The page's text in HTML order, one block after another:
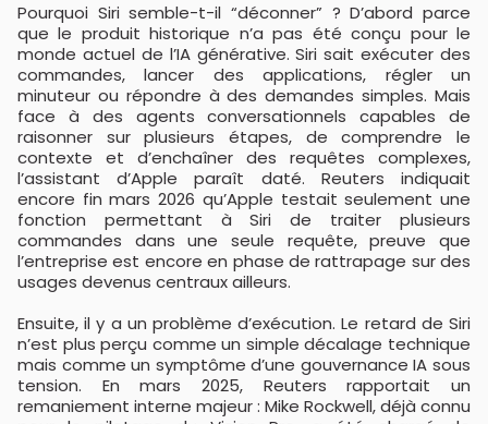
Pourquoi Siri semble-t-il “déconner” ? D’abord parce
que le produit historique n’a pas été conçu pour le
monde actuel de l’IA générative. Siri sait exécuter des
commandes, lancer des applications, régler un
minuteur ou répondre à des demandes simples. Mais
face à des agents conversationnels capables de
raisonner sur plusieurs étapes, de comprendre le
contexte et d’enchaîner des requêtes complexes,
l’assistant d’Apple paraît daté. Reuters indiquait
encore fin mars 2026 qu’Apple testait seulement une
fonction permettant à Siri de traiter plusieurs
commandes dans une seule requête, preuve que
l’entreprise est encore en phase de rattrapage sur des
usages devenus centraux ailleurs.
Ensuite, il y a un problème d’exécution. Le retard de Siri
n’est plus perçu comme un simple décalage technique
mais comme un symptôme d’une gouvernance IA sous
tension. En mars 2025, Reuters rapportait un
remaniement interne majeur : Mike Rockwell, déjà connu